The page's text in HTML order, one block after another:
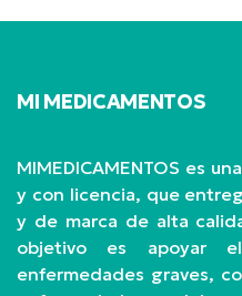
MI MEDICAMENTOS
MIMEDICAMENTOS es
y con licencia, que
y de marca de alta
objetivo es apoyar
enfermedades graves,